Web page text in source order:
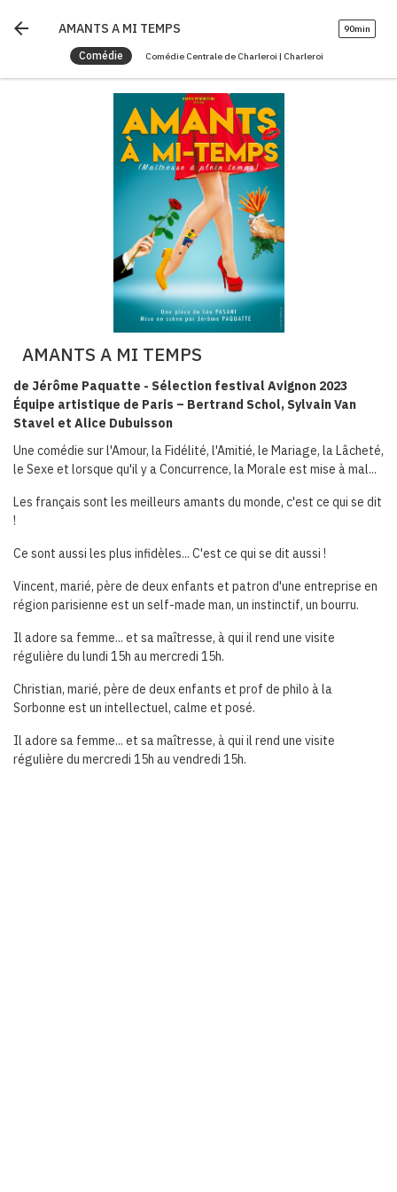
arrow_back AMANTS A MI TEMPS 90min
Comédie Comédie Centrale de Charleroi | Charleroi
AMANTS A MI TEMPS
de Jérôme Paquatte - Sélection festival Avignon 2023
Équipe artistique de Paris – Bertrand Schol, Sylvain Van
Stavel et Alice Dubuisson
Une comédie sur l'Amour, la Fidélité, l'Amitié, le Mariage, la Lâcheté,
le Sexe et lorsque qu'il y a Concurrence, la Morale est mise à mal...
Les français sont les meilleurs amants du monde, c'est ce qui se dit
!
Ce sont aussi les plus infidèles... C'est ce qui se dit aussi !
Vincent, marié, père de deux enfants et patron d'une entreprise en
région parisienne est un self-made man, un instinctif, un bourru.
Il adore sa femme... et sa maîtresse, à qui il rend une visite
régulière du lundi 15h au mercredi 15h.
Christian, marié, père de deux enfants et prof de philo à la
Sorbonne est un intellectuel, calme et posé.
Il adore sa femme... et sa maîtresse, à qui il rend une visite
régulière du mercredi 15h au vendredi 15h.